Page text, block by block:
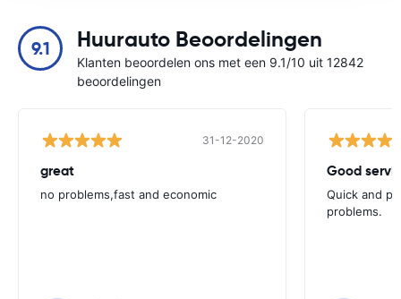
9.1 Huurauto Beoordelingen
Klanten beoordelen ons met een 9.1/10 uit 12842
beoordelingen
31-12-2020
great
no problems,fast and economic
Good
Quick and
problems.